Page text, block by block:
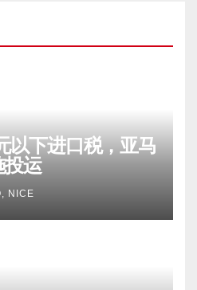
以下进口税，亚马
运
NICE